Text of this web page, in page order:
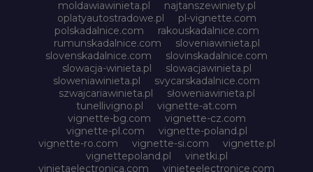
moldawiawinieta.pl
najtanszewiniety.pl
oplatyautostradowe.pl
pl-vignette.com
polskadalnice.com
rakouskadalnice.com
rumunskadalnice.com
sloveniawinieta.pl
slovenskadalnice.com
slovinskadalnice.com
slowacja-winieta.pl
slowacjawinieta.pl
sloweniawinieta.pl
svycarskadalnice.com
szwajcariawinieta.pl
słoweniawinieta.pl
tunellivigno.pl
vignette-at.com
vignette-bg.com
vignette-cz.com
vignette-pl.com
vignette-poland.pl
vignette-ro.com
vignette-si.com
vignette.pl
vignettepoland.pl
vinetki.pl
vinietaelectronica.com
vinieteelectronice.com